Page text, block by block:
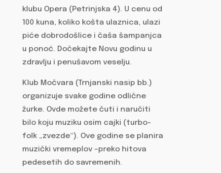
klubu Opera (Petrinjska 4). U cenu od
100 kuna, koliko košta ulaznica, ulazi
piće dobrodošlice i čaša šampanjca
u ponoć. Dočekajte Novu godinu u
zdravlju i penušavom veselju.
Klub Močvara (Trnjanski nasip bb.)
organizuje svake godine odlične
žurke. Ovde možete čuti i naručiti
bilo koju muziku osim cajki (turbo-
folk „zvezde“). Ove godine se planira
muzički vremeplov –preko hitova
pedesetih do savremenih.